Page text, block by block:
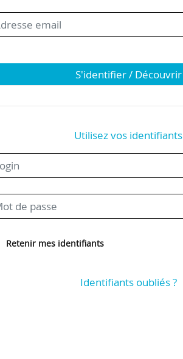
S'identifier / Découvrir
Utilisez vos identifiants
Retenir mes identifiants
Identifiants oubliés ?